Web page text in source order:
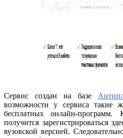
Сервис создан на базе
возможности у сервиса такие
бесплатных онлайн-
получится зарегистрироваться
вузовской версией.